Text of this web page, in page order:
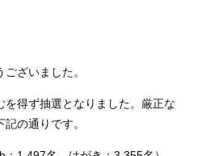
ざいました。
得ず抽選となりました。厳正な
の通りです。